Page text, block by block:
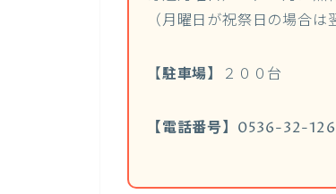
（月曜日が祝祭日の場合は
【駐車場】 ２００台
【電話番号】 0536-32-